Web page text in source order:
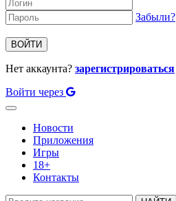
Забыли?
ВОЙТИ
Нет аккаунта? зарегистрироваться
Войти через
Toggle
navigationНовости
Приложения
Игры
18+
Контакты